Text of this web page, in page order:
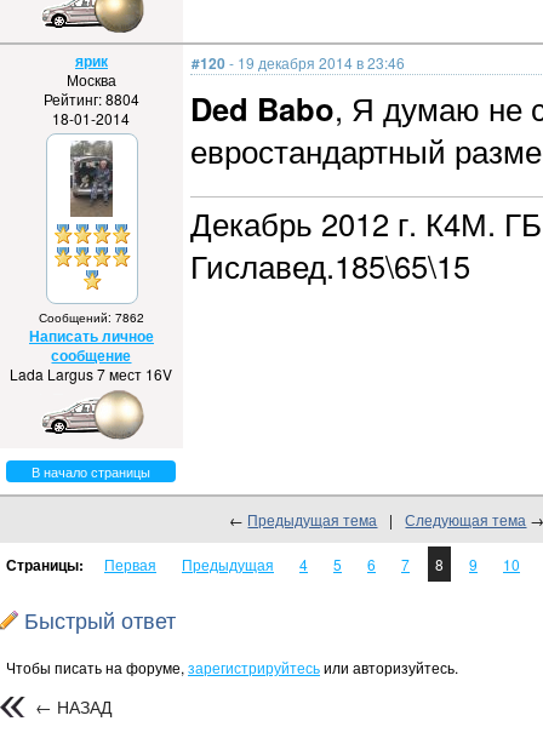
ярик
Москва
Рейтинг: 8804
18-01-2014
Сообщений: 7862
Написать личное
сообщение
Lada Largus 7 мест 16V
#120- 19 декабря 2014 в 23:46
Ded Babo, Я думаю не
евростандартный
Декабрь 2012 г. К4М.
Гиславед.185\65\15
В начало страницы
← Предыдущая тема | Следующая тема
Страницы: Первая Предыдущая 4 5 6 7 8 9 10
Быстрый ответ
Чтобы писать на форуме, зарегистрируйтесьили авторизуйтесь.
← НАЗАД